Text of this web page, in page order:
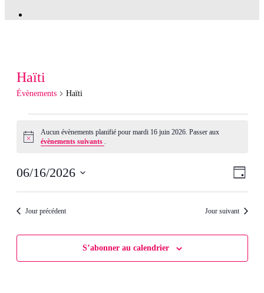
Haïti
Évènements Haïti
Évènements
mardi
16
Notice
Aucun évènements planifié pour mardi 16 juin 2026. Passer aux
évènements suivants .
par
de
Jour
06/16/2026
date.Jour précédent Jour suivant
S’abonner au calendrier